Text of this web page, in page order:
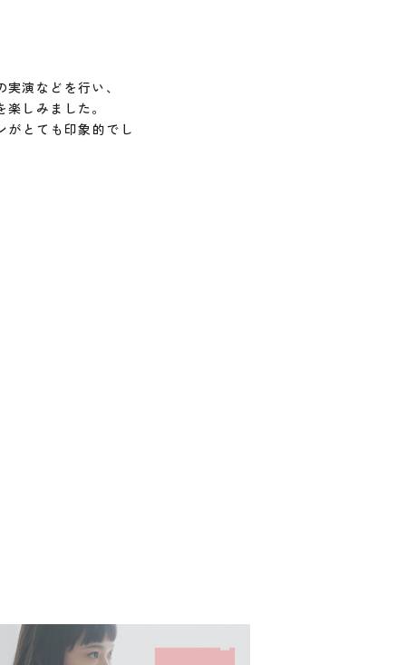
演などを行い、
しみました。
がとても印象的でし